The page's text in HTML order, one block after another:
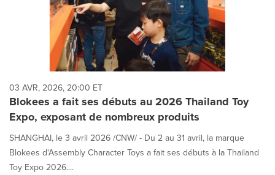
03 AVR, 2026, 20:00 ET
Blokees a fait ses débuts au 2026 Thailand Toy
Expo, exposant de nombreux produits
SHANGHAI, le 3 avril 2026 /CNW/ - Du 2 au 31 avril, la marque
Blokees d'Assembly Character Toys a fait ses débuts à la Thailand
Toy Expo 2026....